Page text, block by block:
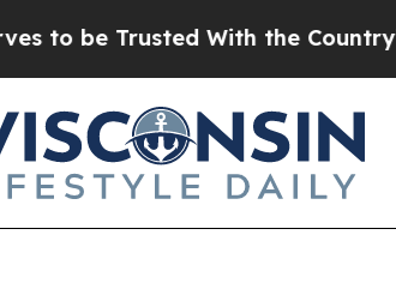
Trusted With the Country’s